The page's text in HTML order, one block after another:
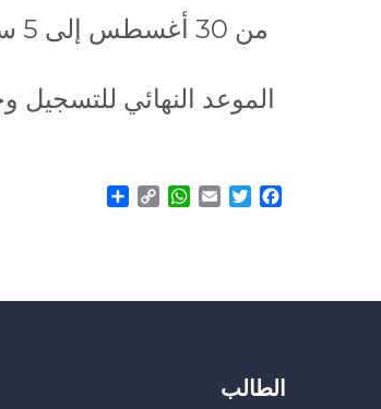
من 30 أغسطس إلى 5 سبتمبر 2023
الموعد النهائي للتسجيل
Facebook
Twitter
Email
WhatsApp
Copy
الطالب